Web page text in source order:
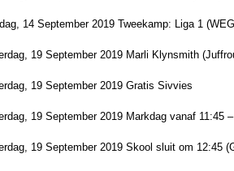
14 September 2019 Tweekamp: Liga 1
19 September 2019 Marli Klynsmith
19 September 2019 Gratis Sivvies
19 September 2019 Markdag vanaf 11:45
19 September 2019 Skool sluit om 12:45